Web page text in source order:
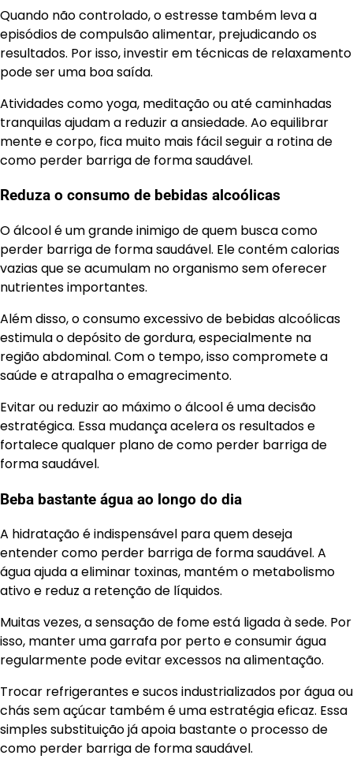
Quando não controlado, o estresse também leva a
episódios de compulsão alimentar, prejudicando os
resultados. Por isso, investir em técnicas de relaxamento
pode ser uma boa saída.
Atividades como yoga, meditação ou até caminhadas
tranquilas ajudam a reduzir a ansiedade. Ao equilibrar
mente e corpo, fica muito mais fácil seguir a rotina de
como perder barriga de forma saudável.
Reduza o consumo de bebidas alcoólicas
O álcool é um grande inimigo de quem busca como
perder barriga de forma saudável. Ele contém calorias
vazias que se acumulam no organismo sem oferecer
nutrientes importantes.
Além disso, o consumo excessivo de bebidas alcoólicas
estimula o depósito de gordura, especialmente na
região abdominal. Com o tempo, isso compromete a
saúde e atrapalha o emagrecimento.
Evitar ou reduzir ao máximo o álcool é uma decisão
estratégica. Essa mudança acelera os resultados e
fortalece qualquer plano de como perder barriga de
forma saudável.
Beba bastante água ao longo do dia
A hidratação é indispensável para quem deseja
entender como perder barriga de forma saudável. A
água ajuda a eliminar toxinas, mantém o metabolismo
ativo e reduz a retenção de líquidos.
Muitas vezes, a sensação de fome está ligada à sede. Por
isso, manter uma garrafa por perto e consumir água
regularmente pode evitar excessos na alimentação.
Trocar refrigerantes e sucos industrializados por água ou
chás sem açúcar também é uma estratégia eficaz. Essa
simples substituição já apoia bastante o processo de
como perder barriga de forma saudável.